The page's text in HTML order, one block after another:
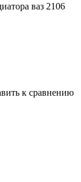
ваз 2106
к сравнению